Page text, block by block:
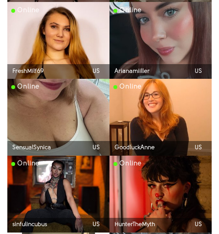
Online
FreshMilf69 US
Online
Arianamiiller US
Online
SensualSynica US
Online
GoodluckAnne US
Online
sinfulincubus US
Online
HunterTheMyth US